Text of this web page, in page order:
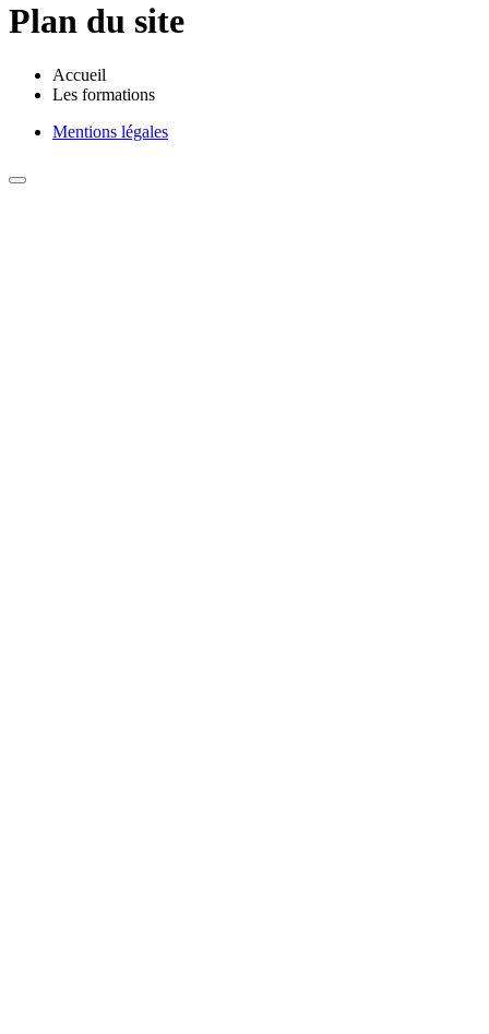
Plan du site
Accueil
Les formations
Mentions légales